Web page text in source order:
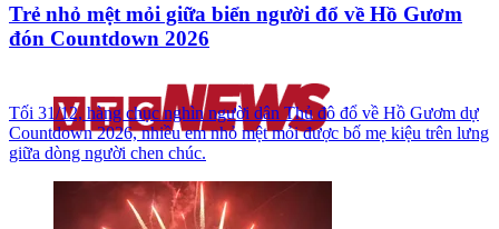
Trẻ nhỏ mệt mỏi giữa biển người đổ về Hồ Gươm
đón Countdown 2026
Tối 31/12, hàng chục nghìn người dân Thủ đô đổ về Hồ Gươm dự
Countdown 2026, nhiều em nhỏ mệt mỏi được bố mẹ kiệu trên lưng
giữa dòng người chen chúc.